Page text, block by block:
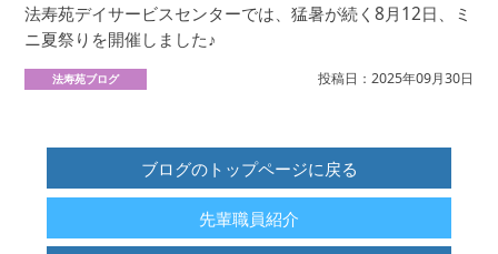
法寿苑デイサービスセンターでは、猛暑が続く8月12日、ミ
ニ夏祭りを開催しました♪
法寿苑ブログ 投稿日：2025年09月30日
ブログのトップページに戻る
先輩職員紹介